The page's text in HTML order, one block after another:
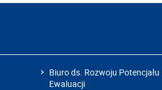
Biuro ds. Rozwoju
Ewaluacji